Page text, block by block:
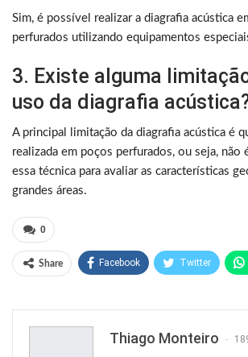
Sim, é possível realizar a diagrafia acústica
perfurados utilizando equipamentos
3. Existe alguma
uso da diagrafia
A principal limitação da diagrafia acústica é
realizada em poços perfurados, ou seja,
essa técnica para avaliar as características
grandes áreas.
0
Share Facebook Twitter
Thiago Monteiro